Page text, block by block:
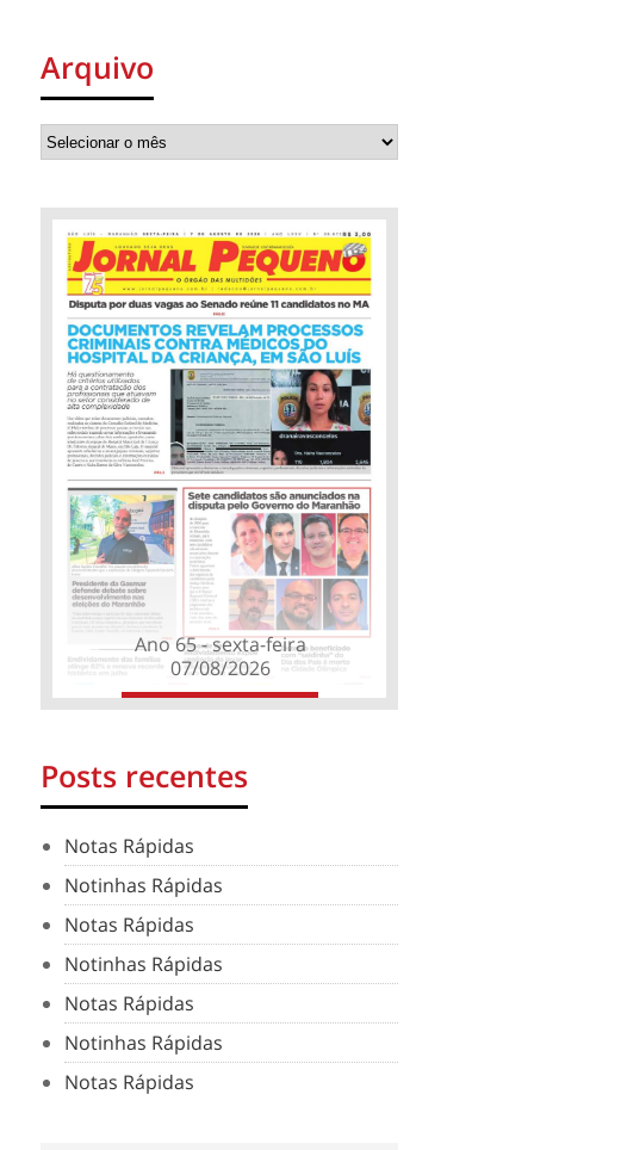
Arquivo
Ano 65 - sexta-feira
07/08/2026
Posts recentes
Notas Rápidas
Notinhas Rápidas
Notas Rápidas
Notinhas Rápidas
Notas Rápidas
Notinhas Rápidas
Notas Rápidas